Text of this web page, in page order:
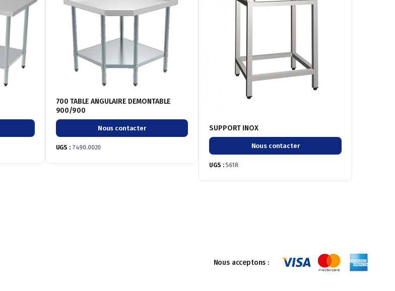
700 TABLE ANGULAIRE DEMONTABLE
900/900
Nous contacter
UGS : 7490.0020
SUPPORT INOX
Nous contacter
UGS : S61R
Nous acceptons :